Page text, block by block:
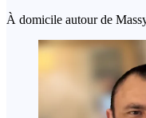
À domicile autour de